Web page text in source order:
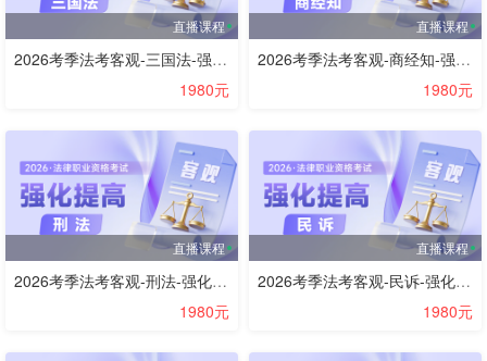
直播课程
2026考季法考客观-三国法-强化提高阶段-李毅
1980元
直播课程
2026考季法考客观-商经知-强化提高阶段-李文涛
1980元
直播课程
2026考季法考客观-刑法-强化提高阶段-方鹏
1980元
直播课程
2026考季法考客观-民诉-强化提高阶段-杨秀清
1980元